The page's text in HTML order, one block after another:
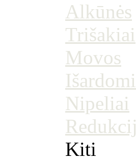
Alkūnės
Trišakiai
Movos
Nipeliai
Kiti